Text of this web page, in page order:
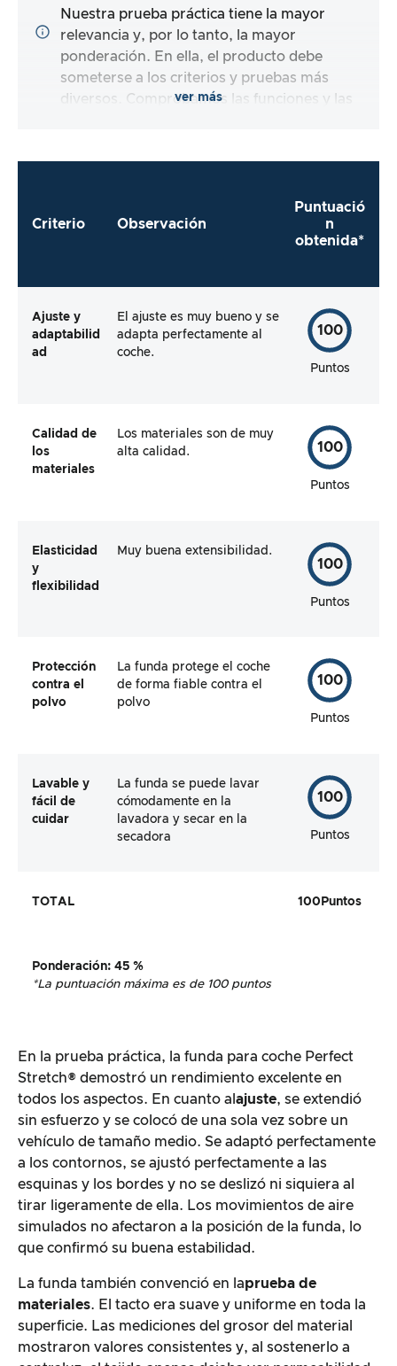
Nuestra prueba práctica tiene la mayor
relevancia y, por lo tanto, la mayor
ponderación. En ella, el producto debe
someterse a los criterios y pruebas más
diversos. Comprobamos las funciones y las
ver más
Criterio Observación
Puntuació
n
obtenida*
Ajuste y
adaptabilid
ad
El ajuste es muy bueno y se
adapta perfectamente al
coche.
100
Puntos
Calidad de
los
materiales
Los materiales son de muy
alta calidad.
100
Puntos
Elasticidad
y
flexibilidad
Muy buena extensibilidad.
100
Puntos
Protección
contra el
polvo
La funda protege el coche
de forma fiable contra el
polvo
100
Puntos
Lavable y
fácil de
cuidar
La funda se puede lavar
cómodamente en la
lavadora y secar en la
secadora
100
Puntos
TOTAL 100 Puntos
Ponderación: 45 %
*La puntuación máxima es de 100 puntos
En la prueba práctica, la funda para coche Perfect
Stretch® demostró un rendimiento excelente en
todos los aspectos. En cuanto al ajuste, se extendió
sin esfuerzo y se colocó de una sola vez sobre un
vehículo de tamaño medio. Se adaptó perfectamente
a los contornos, se ajustó perfectamente a las
esquinas y los bordes y no se deslizó ni siquiera al
tirar ligeramente de ella. Los movimientos de aire
simulados no afectaron a la posición de la funda, lo
que confirmó su buena estabilidad.
La funda también convenció en laprueba de
materiales. El tacto era suave y uniforme en toda la
superficie. Las mediciones del grosor del material
mostraron valores consistentes y, al sostenerlo a